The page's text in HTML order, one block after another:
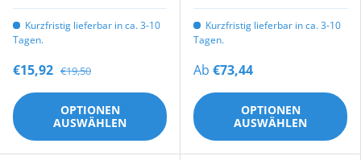
Kurzfristig lieferbar in ca. 3-10
Tagen.
€15,92 €19,50
OPTIONEN
AUSWÄHLEN
Kurzfristig lieferbar in ca. 3-10
Tagen.
Ab €73,44
OPTIONEN
AUSWÄHLEN